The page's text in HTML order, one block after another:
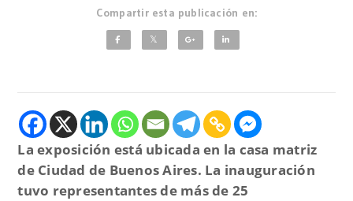
Compartir esta publicación en:
La exposición está ubicada en la casa matriz
de Ciudad de Buenos Aires. La inauguración
tuvo representantes de más de 25